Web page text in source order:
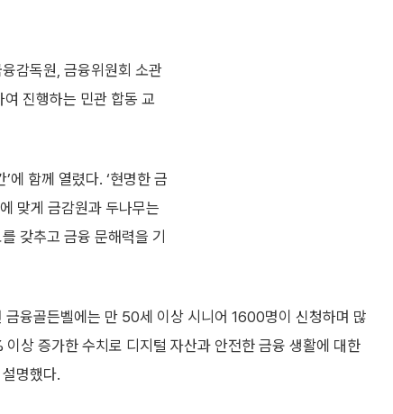
감독원, 금융위원회 소관
진행하는 민관 합동 교
에 함께 열렸다. ‘현명한 금
맞게 금감원과 두나무는
갖추고 금융 문해력을 기
융골든벨에는 만 50세 이상 시니어 1600명이 신청하며 많
상 증가한 수치로 디지털 자산과 안전한 금융 생활에 대한
명했다.